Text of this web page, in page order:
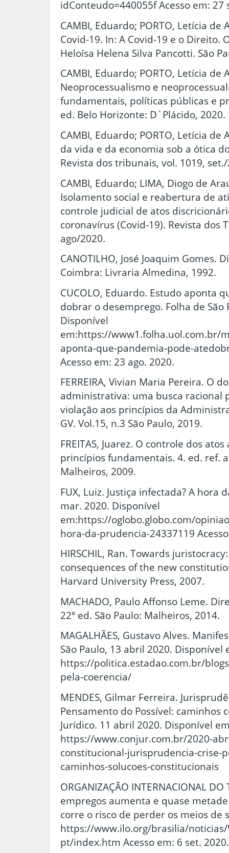
idConteudo=440055f Acesso em: 27
CAMBI, Eduardo; PORTO, Letícia de
Covid-19. In: A Covid-19 e o Direito.
Heloísa Helena Silva Pancotti. São
CAMBI, Eduardo; PORTO, Letícia de
Neoprocessualismo e
fundamentais, políticas públicas e
ed. Belo Horizonte: D´Plácido, 2020.
CAMBI, Eduardo; PORTO, Letícia
da vida e da economia sob a ótica
Revista dos tribunais, vol. 1019,
CAMBI, Eduardo; LIMA, Diogo de
Isolamento social e reabertura de
controle judicial de atos
coronavírus (Covid-19). Revista dos
ago/2020.
CANOTILHO, José Joaquim Gomes.
Coimbra: Livraria Almedina, 1992.
CUCOLO, Eduardo. Estudo aponta
dobrar o desemprego. Folha de São
Disponível
em:https://www1.folha.uol.com.br/
aponta-que-pandemia-pode-
Acesso em: 23 ago. 2020.
FERREIRA, Vivian Maria Pereira. O
administrativa: uma busca racional
violação aos princípios da
GV. Vol.15, n.3 São Paulo, 2019.
FREITAS, Juarez. O controle dos
princípios fundamentais. 4. ed. ref.
Malheiros, 2009.
FUX, Luiz. Justiça infectada? A hora
mar. 2020. Disponível
em:https://oglobo.globo.com/
hora-da-prudencia-24337119
HIRSCHIL, Ran. Towards
consequences of the new
Harvard University Press, 2007.
MACHADO, Paulo Affonso Leme.
22ª ed. São Paulo: Malheiros, 2014.
MAGALHÃES, Gustavo Alves.
São Paulo, 13 abril 2020. Disponível
https://politica.estadao.com.br/
pela-coerencia/
MENDES, Gilmar Ferreira.
Pensamento do Possível: caminhos
Jurídico. 11 abril 2020. Disponível
https://www.conjur.com.br/2020-
constitucional-jurisprudencia-crise-
caminhos-solucoes-constitucionais
ORGANIZAÇÃO INTERNACIONAL
empregos aumenta e quase
corre o risco de perder os meios de
https://www.ilo.org/brasilia/noticias/
pt/index.htm Acesso em: 6 set. 2020.